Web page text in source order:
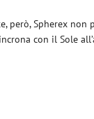
però, Spherex
con il Sole